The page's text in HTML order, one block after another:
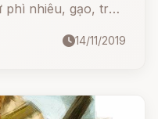
từ Thần đạo tới
14/11/2019